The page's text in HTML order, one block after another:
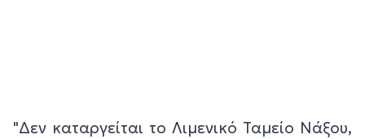
"Δεν καταργείται το Λιμενικό Ταμείο Νάξου,